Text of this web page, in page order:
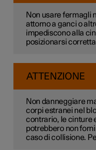
Non usare fermagli
attorno a ganci o
impediscono alla
posizionarsi
ATTENZIONE
Non danneggiare
corpi estranei nel
contrario, le cinture
potrebbero non
caso di collisione.